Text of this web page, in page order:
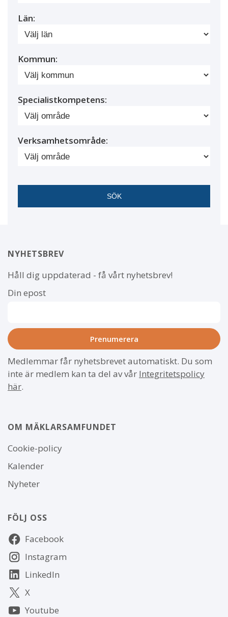
Län:
Kommun:
Specialistkompetens:
Verksamhetsområde:
NYHETSBREV
Håll dig uppdaterad - få vårt nyhetsbrev!
Din epost
Medlemmar får nyhetsbrevet automatiskt. Du som
inte är medlem kan ta del av vår Integritetspolicy
här.
OM MÄKLARSAMFUNDET
Om
webbplatsen
Cookie-policy
Kalender
Nyheter
FÖLJ OSS
Följ
oss Facebook
Instagram
LinkedIn
X
Youtube